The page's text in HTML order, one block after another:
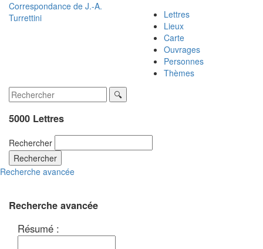
Correspondance de J.-A.
Turrettini
Lettres
Lieux
Carte
Ouvrages
Personnes
Thèmes
5000 Lettres
Rechercher
Rechercher
Recherche avancée
Recherche avancée
Résumé :